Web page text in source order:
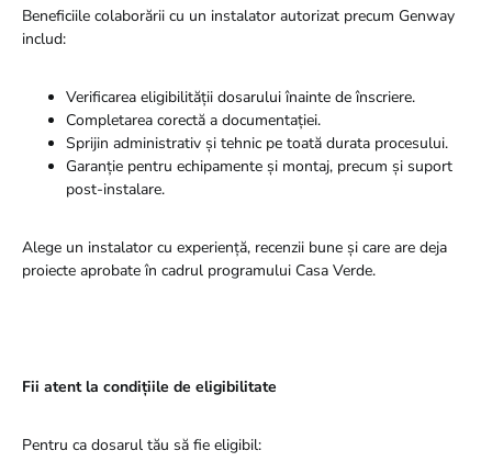
Beneficiile colaborării cu un instalator autorizat precum Genway
includ:
Verificarea eligibilității dosarului înainte de înscriere.
Completarea corectă a documentației.
Sprijin administrativ și tehnic pe toată durata procesului.
Garanție pentru echipamente și montaj, precum și suport
post-instalare.
Alege un instalator cu experiență, recenzii bune și care are deja
proiecte aprobate în cadrul programului Casa Verde.
Fii atent la condițiile de eligibilitate
Pentru ca dosarul tău să fie eligibil: